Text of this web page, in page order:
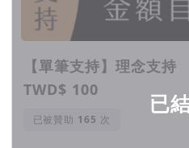
已
【單筆支持】理念支持
TWD$ 100
已被贊助 次